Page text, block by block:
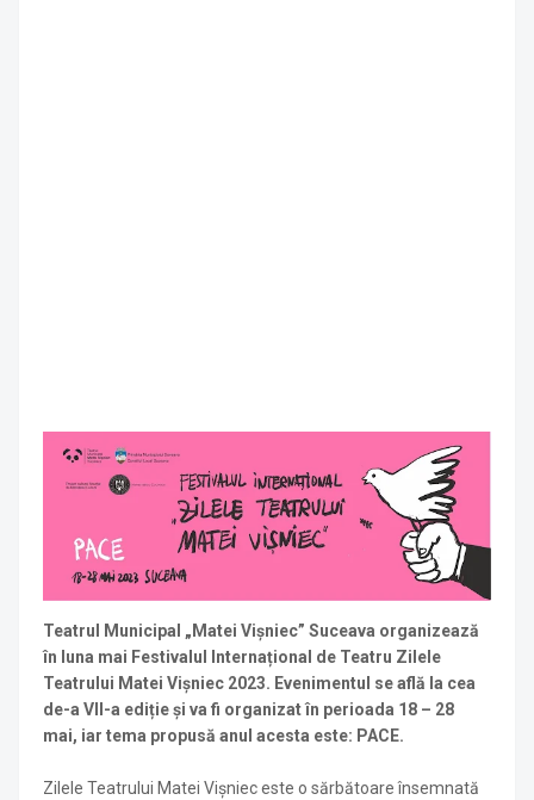
Teatrul Municipal „Matei Vișniec” Suceava organizează
în luna mai Festivalul Internațional de Teatru Zilele
Teatrului Matei Vișniec 2023. Evenimentul se află la cea
de-a VII-a ediție și va fi organizat în perioada 18 – 28
mai, iar tema propusă anul acesta este: PACE.
Zilele Teatrului Matei Vișniec este o sărbătoare însemnată